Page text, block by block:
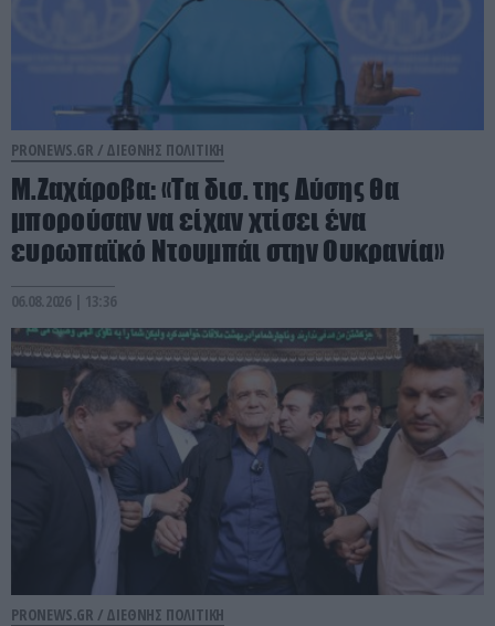
PRONEWS.GR / ΔΙΕΘΝΗΣ ΠΟΛΙΤΙΚΗ
Μ.Ζαχάροβα: «Τα δισ. της Δύσης θα
μπορούσαν να είχαν χτίσει ένα
ευρωπαϊκό Ντουμπάι στην Ουκρανία»
06.08.2026 | 13:36
PRONEWS.GR / ΔΙΕΘΝΗΣ ΠΟΛΙΤΙΚΗ